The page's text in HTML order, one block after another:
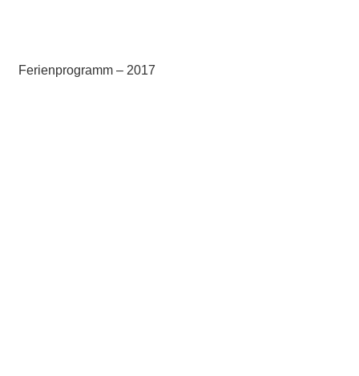
Ferienprogramm – 2017